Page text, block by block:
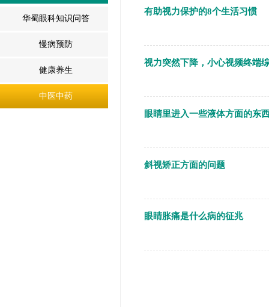
有助视力保护的8个生活习惯
视力突然下降，小心视频终端
眼睛里进入一些液体方面的东
斜视矫正方面的问题
眼睛胀痛是什么病的征兆
华蜀眼科知识问答
慢病预防
健康养生
中医中药